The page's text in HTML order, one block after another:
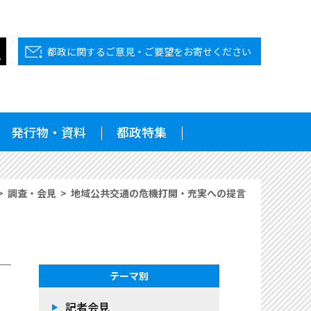
都政に関するご意見・ご要望をお寄せください
発行物・資料 都政特集
調査・会見 地域公共交通の危機打開・充実への提言
テーマ別
記者会見